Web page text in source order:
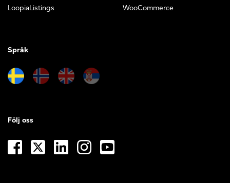
LoopiaListings
WooCommerce
Språk
Följ oss